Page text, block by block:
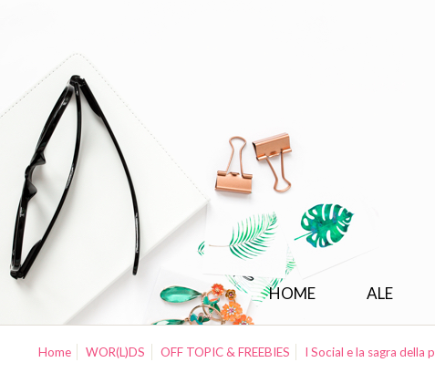
HOME ALE
Home WOR(L)DS OFF TOPIC & FREEBIES I Social e la sagra della